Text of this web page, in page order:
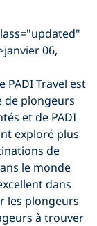
06,
PADI Travel est
de plongeurs
et de PADI
exploré plus
de
le monde
dans
les plongeurs
à trouver